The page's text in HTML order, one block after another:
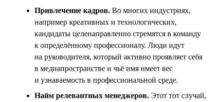
Привлечение кадров. Во многих индустриях,
например креативных и технологических,
кандидаты целенаправленно стремятся в команду
к определённому профессионалу. Люди идут
на руководителя, который активно проявляет себя
в медиапространстве и чьё имя имеет вес
и узнаваемость в профессиональной среде.
Найм релевантных менеджеров. Этот тот случай,